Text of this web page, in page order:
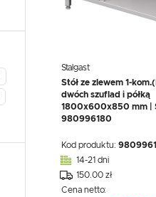
Stalgast
Stół ze zlewem 1-
dwóch szuflad i półką
1800x600x850 mm |
980996180
Kod produktu:
14-21 dni
150.00 zł
Cena netto: